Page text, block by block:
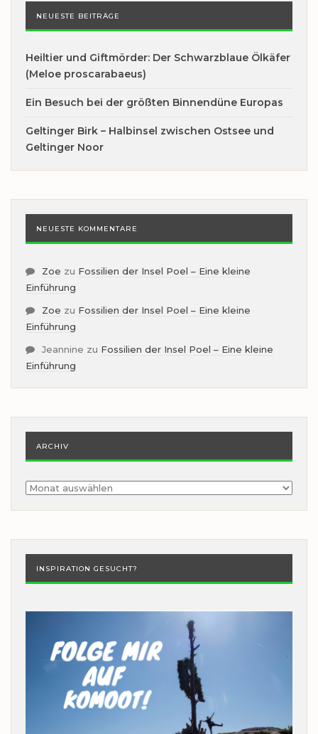
NEUESTE BEITRÄGE
Heiltier und Giftmörder: Der Schwarzblaue Ölkäfer
(Meloe proscarabaeus)
Ein Besuch bei der größten Binnendüne Europas
Geltinger Birk – Halbinsel zwischen Ostsee und
Geltinger Noor
NEUESTE KOMMENTARE
Zoe zu Fossilien der Insel Poel – Eine kleine
Einführung
Zoe zu Fossilien der Insel Poel – Eine kleine
Einführung
Jeannine zu Fossilien der Insel Poel – Eine kleine
Einführung
ARCHIV
Archiv
INSPIRATION GESUCHT?